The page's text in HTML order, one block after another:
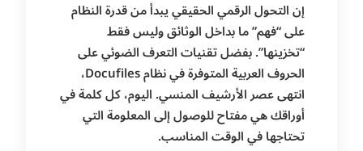
إن التحول الرقمي الحقيقي يبدأ من قدرة النظام
على “فهم” ما بداخل الوثائق وليس فقط
“تخزينها”. بفضل تقنيات التعرف الضوئي على
الحروف العربية المتوفرة في نظام Docufiles،
انتهى عصر الأرشيف المنسي. اليوم، كل كلمة في
أوراقك هي مفتاح للوصول إلى المعلومة التي
تحتاجها في الوقت المناسب.